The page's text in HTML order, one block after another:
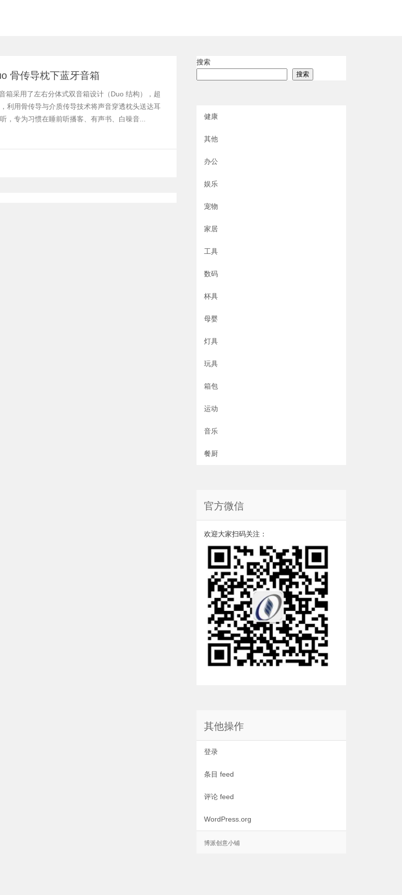
骨传导枕下蓝牙音箱
箱采用了左右分体式双音箱设计（Duo 结构），超
利用骨传导与介质传导技术将声音穿透枕头送达耳
，专为习惯在睡前听播客、有声书、白噪音...
搜索
搜索
健康
其他
办公
娱乐
宠物
家居
工具
数码
杯具
母婴
灯具
玩具
箱包
运动
音乐
餐厨
官方微信
欢迎大家扫码关注：
其他操作
登录
条目 feed
评论 feed
WordPress.org